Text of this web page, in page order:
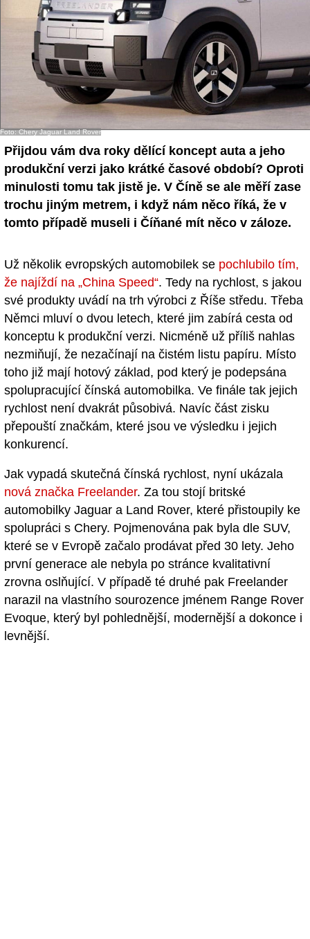
Foto: Chery Jaguar Land Rover
Přijdou vám dva roky dělící koncept auta a jeho
produkční verzi jako krátké časové období? Oproti
minulosti tomu tak jistě je. V Číně se ale měří zase
trochu jiným metrem, i když nám něco říká, že v
tomto případě museli i Číňané mít něco v záloze.
Už několik evropských automobilek se pochlubilo tím,
že najíždí na „China Speed“. Tedy na rychlost, s jakou
své produkty uvádí na trh výrobci z Říše středu. Třeba
Němci mluví o dvou letech, které jim zabírá cesta od
konceptu k produkční verzi. Nicméně už příliš nahlas
nezmiňují, že nezačínají na čistém listu papíru. Místo
toho již mají hotový základ, pod který je podepsána
spolupracující čínská automobilka. Ve finále tak jejich
rychlost není dvakrát působivá. Navíc část zisku
přepouští značkám, které jsou ve výsledku i jejich
konkurencí.
Jak vypadá skutečná čínská rychlost, nyní ukázala
nová značka Freelander. Za tou stojí britské
automobilky Jaguar a Land Rover, které přistoupily ke
spolupráci s Chery. Pojmenována pak byla dle SUV,
které se v Evropě začalo prodávat před 30 lety. Jeho
první generace ale nebyla po stránce kvalitativní
zrovna oslňující. V případě té druhé pak Freelander
narazil na vlastního sourozence jménem Range Rover
Evoque, který byl pohlednější, modernější a dokonce i
levnější.